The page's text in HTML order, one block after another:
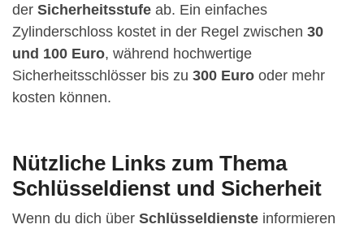
der Sicherheitsstufe ab. Ein einfaches
Zylinderschloss kostet in der Regel zwischen 30
und 100 Euro, während hochwertige
Sicherheitsschlösser bis zu 300 Euro oder mehr
kosten können.
Nützliche Links zum Thema
Schlüsseldienst und Sicherheit
Wenn du dich über Schlüsseldienste informieren